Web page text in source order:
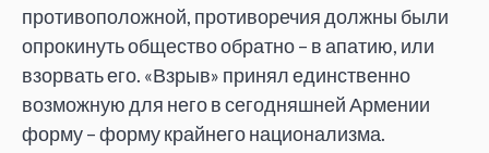
противоположной, противоречия должны были
опрокинуть общество обратно – в апатию, или
взорвать его. «Взрыв» принял единственно
возможную для него в сегодняшней Армении
форму – форму крайнего национализма.